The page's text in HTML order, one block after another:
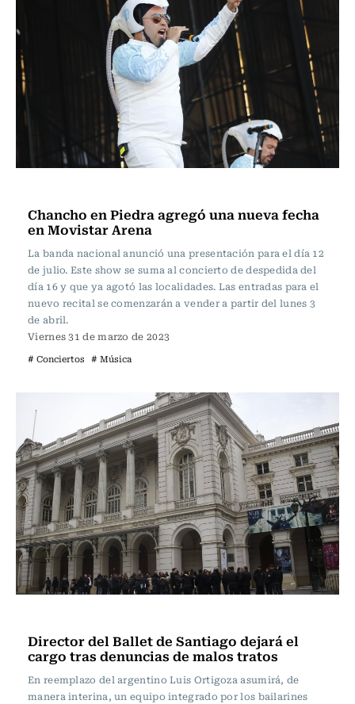
Chancho en Piedra agregó una nueva fecha
en Movistar Arena
La banda nacional anunció una presentación para el día 12
de julio. Este show se suma al concierto de despedida del
día 16 y que ya agotó las localidades. Las entradas para el
nuevo recital se comenzarán a vender a partir del lunes 3
de abril.
Viernes 31 de marzo de 2023
# Conciertos # Música
Director del Ballet de Santiago dejará el
cargo tras denuncias de malos tratos
En reemplazo del argentino Luis Ortigoza asumirá, de
manera interina, un equipo integrado por los bailarines